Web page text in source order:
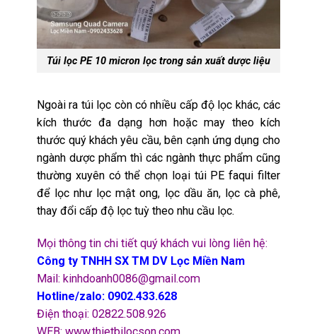
Túi lọc PE 10 micron lọc trong sản xuất dược liệu
Ngoài ra túi lọc còn có nhiều cấp độ lọc khác, các
kích thước đa dạng hơn hoặc may theo kích
thước quý khách yêu cầu, bên cạnh ứng dụng cho
ngành dược phẩm thì các ngành thực phẩm cũng
thường xuyên có thể chọn loại túi PE faqui filter
để lọc như lọc mật ong, lọc dầu ăn, lọc cà phê,
thay đổi cấp độ lọc tuỳ theo nhu cầu lọc.
Mọi thông tin chi tiết quý khách vui lòng liên hệ:
Công ty TNHH SX TM DV Lọc Miền Nam
Mail: kinhdoanh0086@gmail.com
Hotline/zalo: 0902.433.628
Điện thoại: 02822.508.926
WEB: www.thietbilocson.com